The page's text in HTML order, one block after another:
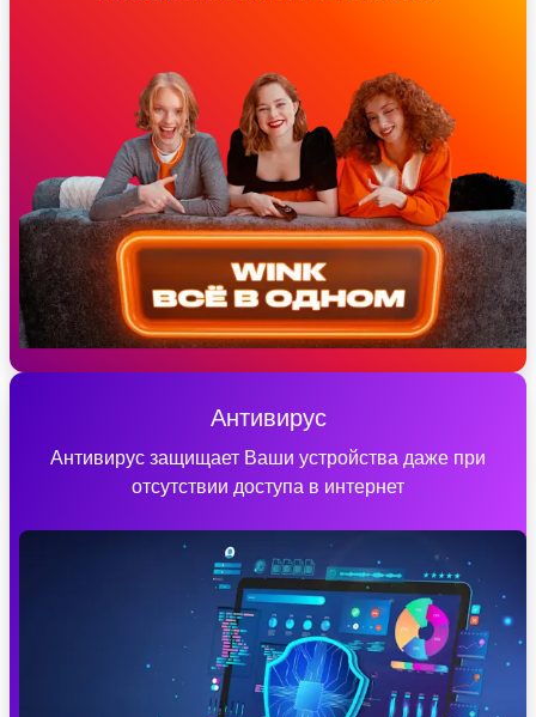
Антивирус
Антивирус защищает Ваши устройства даже при
отсутствии доступа в интернет